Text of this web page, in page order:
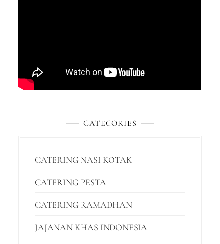
CATEGORIES
CATERING NASI KOTAK
CATERING PESTA
CATERING RAMADHAN
JAJANAN KHAS INDONESIA